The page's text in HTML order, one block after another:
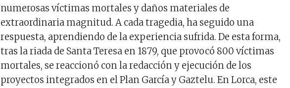
numerosas víctimas mortales y daños materiales de
extraordinaria magnitud. A cada tragedia, ha seguido una
respuesta, aprendiendo de la experiencia sufrida. De esta forma,
tras la riada de Santa Teresa en 1879, que provocó 800 víctimas
mortales, se reaccionó con la redacción y ejecución de los
proyectos integrados en el Plan García y Gaztelu. En Lorca, este